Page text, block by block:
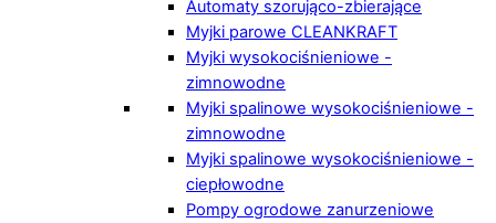
Automaty szorująco-zbierające
Myjki parowe CLEANKRAFT
Myjki wysokociśnieniowe -
zimnowodne
Myjki spalinowe wysokociśnieniowe -
zimnowodne
Myjki spalinowe wysokociśnieniowe -
ciepłowodne
Pompy ogrodowe zanurzeniowe